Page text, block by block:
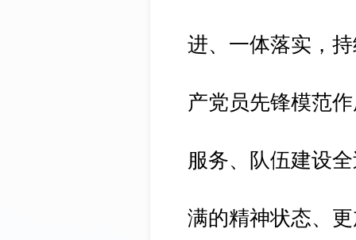
进、一体落实，
产党员先锋模范
服务、队伍建设
满的精神状态、